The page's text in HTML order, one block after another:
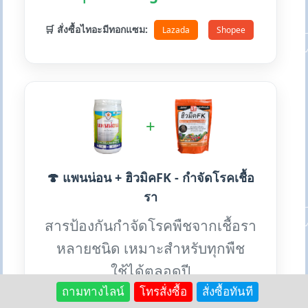
🛒 สั่งซื้อไทอะมีทอกแซม: Lazada Shopee
+
🍄 แพนน่อน + ฮิวมิคFK - กำจัดโรคเชื้อ
รา
สารป้องกันกำจัดโรคพืชจากเชื้อรา
หลายชนิด เหมาะสำหรับทุกพืช
ใช้ได้ตลอดปี
ถามทางไลน์ โทรสั่งซื้อ สั่งซื้อทันที